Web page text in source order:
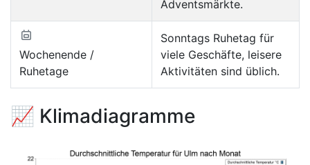
Adventsmärkte.
Wochenende /
Ruhetage
Sonntags Ruhetag für
viele Geschäfte, leisere
Aktivitäten sind üblich.
📈 Klimadiagramme